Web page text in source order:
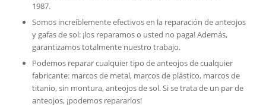
1987.
Somos increíblemente efectivos en la reparación de anteojos
y gafas de sol: ¡los reparamos o usted no paga! Además,
garantizamos totalmente nuestro trabajo.
Podemos reparar cualquier tipo de anteojos de cualquier
fabricante: marcos de metal, marcos de plástico, marcos de
titanio, sin montura, anteojos de sol. Si se trata de un par de
anteojos, ¡podemos repararlos!